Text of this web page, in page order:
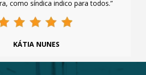
como síndica indico para todos.”
KÁTIA NUNES